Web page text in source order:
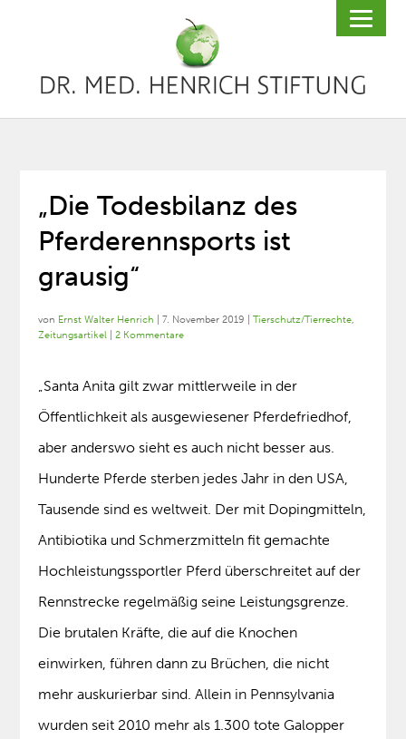
„Die Todesbilanz des
Pferderennsports ist
grausig“
von Ernst Walter Henrich |7. November 2019 |Tierschutz/Tierrechte,
Zeitungsartikel |2 Kommentare
„Santa Anita gilt zwar mittlerweile in der
Öffentlichkeit als ausgewiesener Pferdefriedhof,
aber anderswo sieht es auch nicht besser aus.
Hunderte Pferde sterben jedes Jahr in den USA,
Tausende sind es weltweit. Der mit Dopingmitteln,
Antibiotika und Schmerzmitteln fit gemachte
Hochleistungssportler Pferd überschreitet auf der
Rennstrecke regelmäßig seine Leistungsgrenze.
Die brutalen Kräfte, die auf die Knochen
einwirken, führen dann zu Brüchen, die nicht
mehr auskurierbar sind. Allein in Pennsylvania
wurden seit 2010 mehr als 1.300 tote Galopper